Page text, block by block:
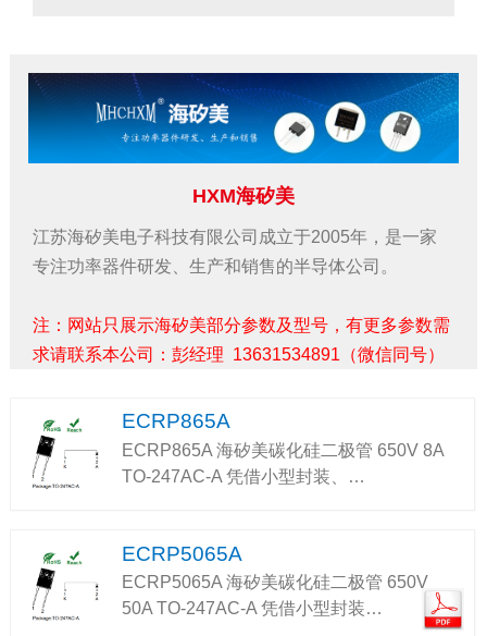
HXM海矽美
江苏海矽美电子科技有限公司成立于2005年，是一家
专注功率器件研发、生产和销售的半导体公司。
注：网站只展示海矽美部分参数及型号，有更多参数需
求请联系本公司：彭经理 13631534891（微信同号）
ECRP865A
ECRP865A 海矽美碳化硅二极管 650V 8A
TO-247AC-A 凭借小型封装、…
ECRP5065A
ECRP5065A 海矽美碳化硅二极管 650V
50A TO-247AC-A 凭借小型封装…